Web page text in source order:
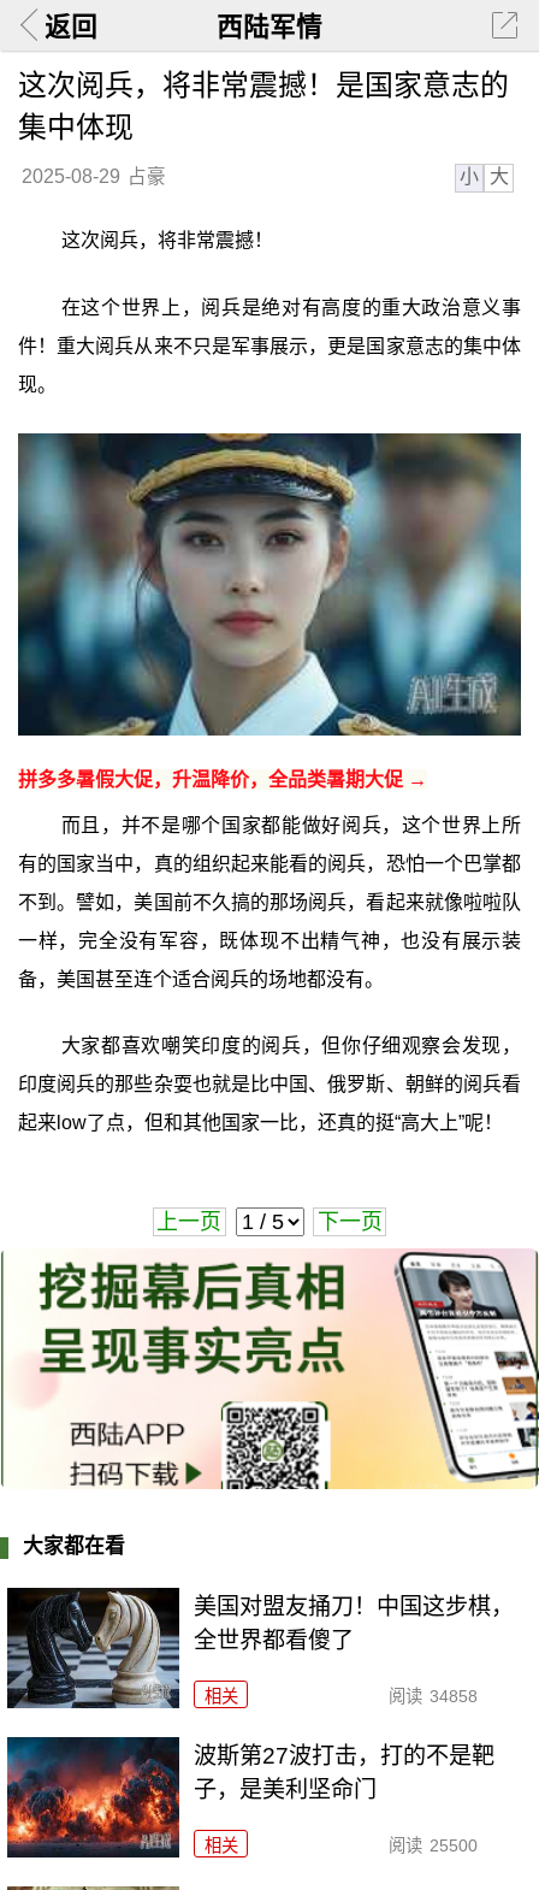
返回 西陆军情
这次阅兵，将非常震撼！是国家意志的
集中体现
2025-08-29 占豪 小 大
这次阅兵，将非常震撼！
在这个世界上，阅兵是绝对有高度的重大政治意义事
件！重大阅兵从来不只是军事展示，更是国家意志的集中体
现。
拼多多暑假大促，升温降价，全品类暑期大促 →
而且，并不是哪个国家都能做好阅兵，这个世界上所
有的国家当中，真的组织起来能看的阅兵，恐怕一个巴掌都
不到。譬如，美国前不久搞的那场阅兵，看起来就像啦啦队
一样，完全没有军容，既体现不出精气神，也没有展示装
备，美国甚至连个适合阅兵的场地都没有。
大家都喜欢嘲笑印度的阅兵，但你仔细观察会发现，
印度阅兵的那些杂耍也就是比中国、俄罗斯、朝鲜的阅兵看
起来low了点，但和其他国家一比，还真的挺“高大上”呢！
上一页 下一页
大家都在看
美国对盟友捅刀！中国这步棋，
全世界都看傻了
相关 阅读 34858
波斯第27波打击，打的不是靶
子，是美利坚命门
相关 阅读 25500